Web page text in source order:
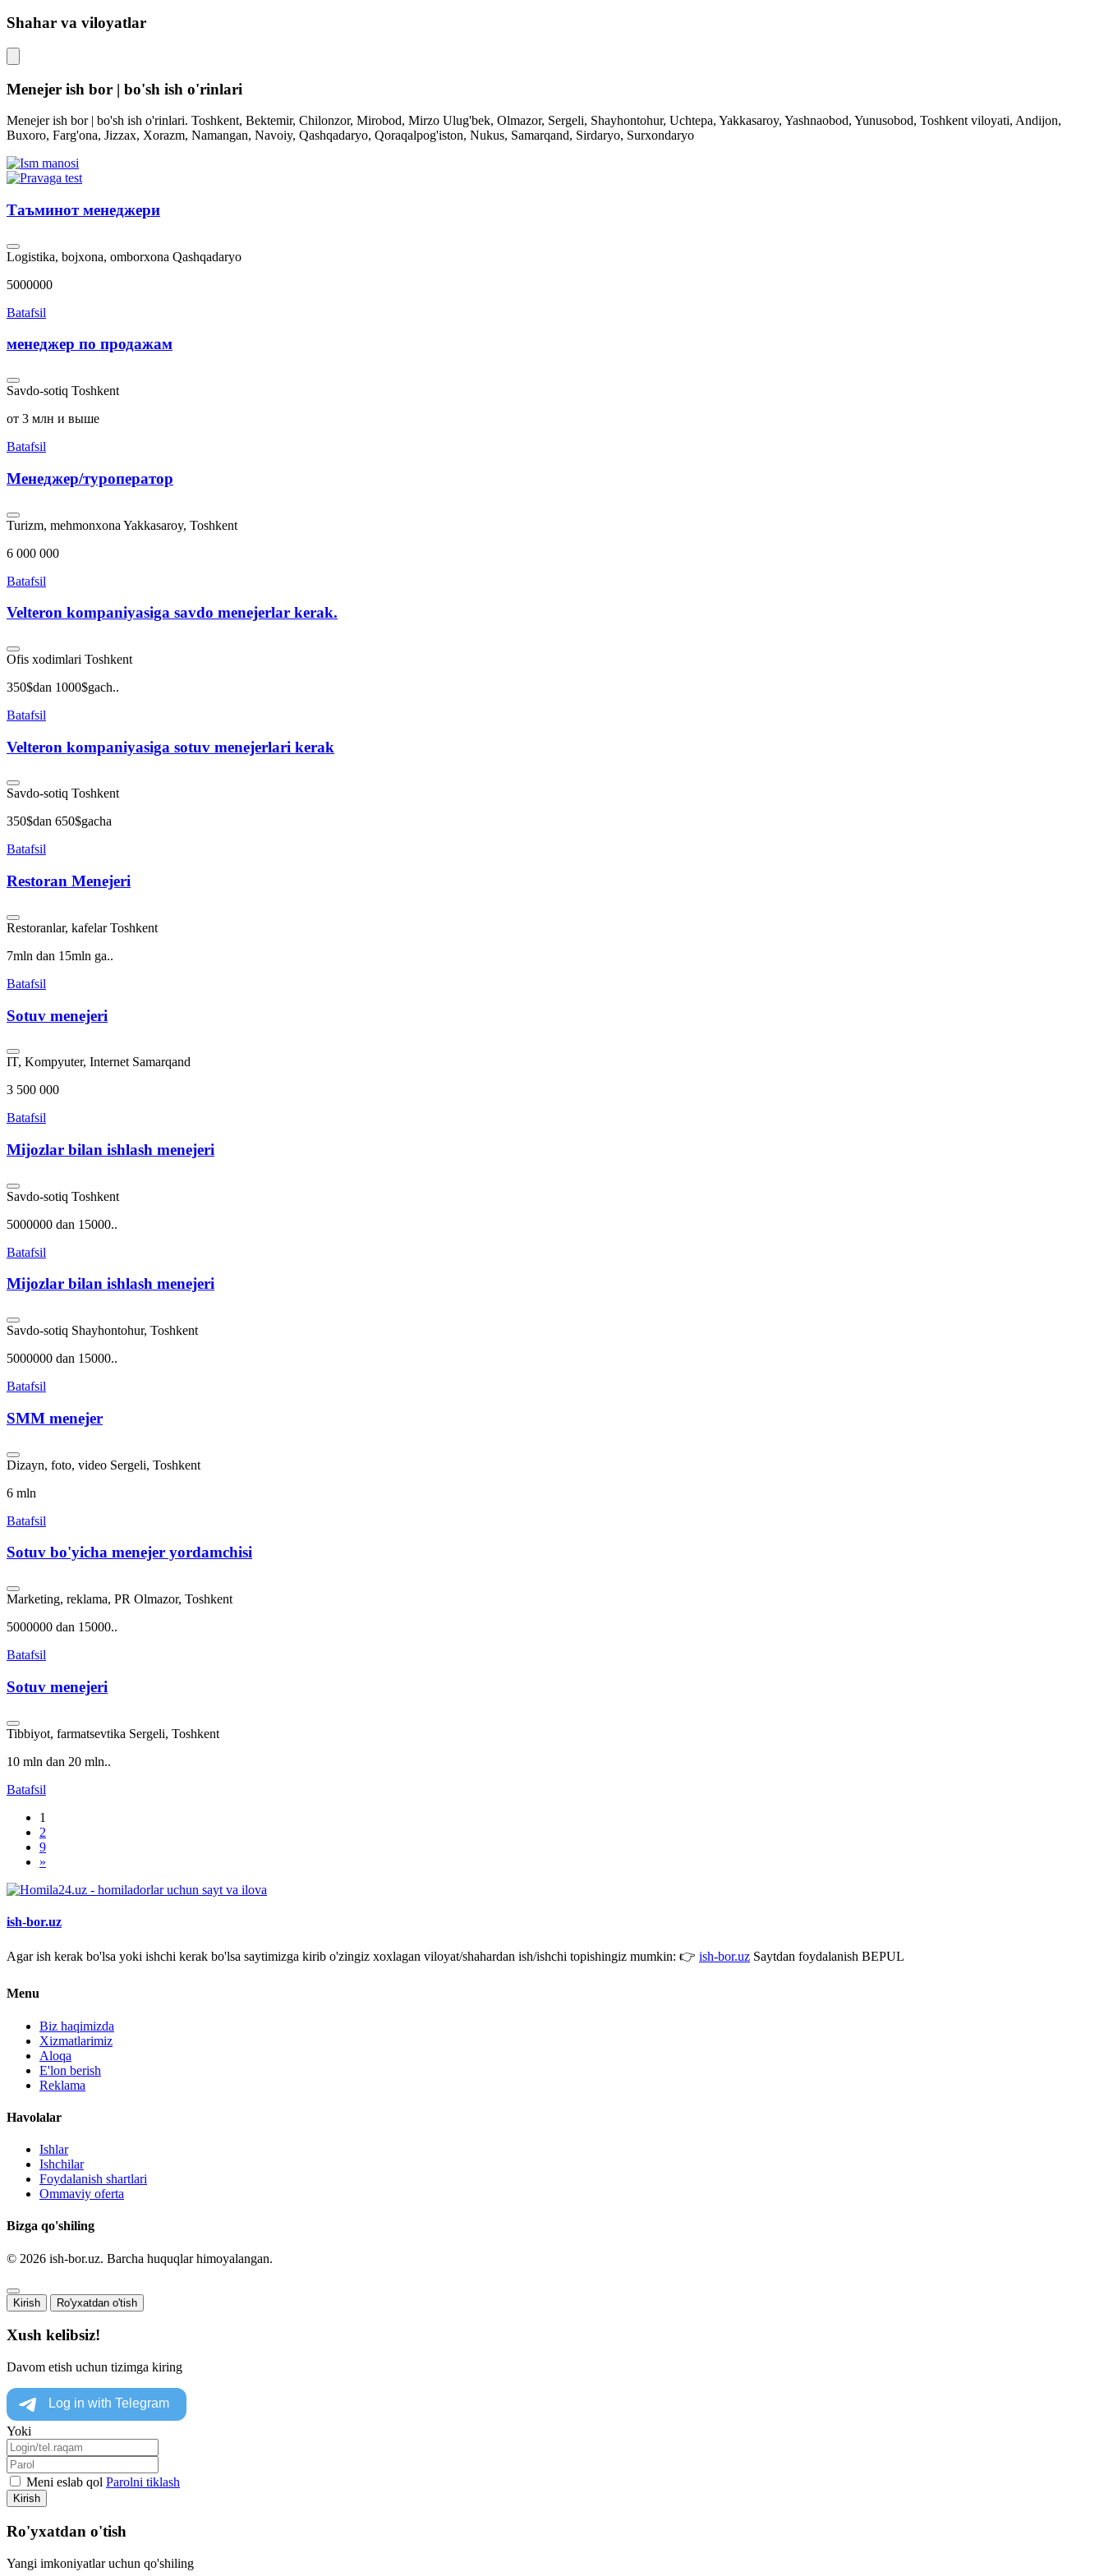
Shahar va viloyatlar
Menejer ish bor | bo'sh ish o'rinlari
Menejer ish bor | bo'sh ish o'rinlari. Toshkent, Bektemir, Chilonzor, Mirobod, Mirzo Ulug'bek, Olmazor, Sergeli, Shayhontohur, Uchtepa, Yakkasaroy, Yashnaobod, Yunusobod, Toshkent viloyati, Andijon,
Buxoro, Farg'ona, Jizzax, Xorazm, Namangan, Navoiy, Qashqadaryo, Qoraqalpog'iston, Nukus, Samarqand, Sirdaryo, Surxondaryo
Таъминот менеджери
Logistika, bojxona, omborxona Qashqadaryo
5000000
Batafsil
менеджер по продажам
Savdo-sotiq Toshkent
от 3 млн и выше
Batafsil
Менеджер/туроператор
Turizm, mehmonxona Yakkasaroy, Toshkent
6 000 000
Batafsil
Velteron kompaniyasiga savdo menejerlar kerak.
Ofis xodimlari Toshkent
350$dan 1000$gach..
Batafsil
Velteron kompaniyasiga sotuv menejerlari kerak
Savdo-sotiq Toshkent
350$dan 650$gacha
Batafsil
Restoran Menejeri
Restoranlar, kafelar Toshkent
7mln dan 15mln ga..
Batafsil
Sotuv menejeri
IT, Kompyuter, Internet Samarqand
3 500 000
Batafsil
Mijozlar bilan ishlash menejeri
Savdo-sotiq Toshkent
5000000 dan 15000..
Batafsil
Mijozlar bilan ishlash menejeri
Savdo-sotiq Shayhontohur, Toshkent
5000000 dan 15000..
Batafsil
SMM menejer
Dizayn, foto, video Sergeli, Toshkent
6 mln
Batafsil
Sotuv bo'yicha menejer yordamchisi
Marketing, reklama, PR Olmazor, Toshkent
5000000 dan 15000..
Batafsil
Sotuv menejeri
Tibbiyot, farmatsevtika Sergeli, Toshkent
10 mln dan 20 mln..
Batafsil
1
2
9
»
ish-bor.uz
Agar ish kerak bo'lsa yoki ishchi kerak bo'lsa saytimizga kirib o'zingiz xoxlagan viloyat/shahardan ish/ishchi topishingiz mumkin: 👉 ish-bor.uz Saytdan foydalanish BEPUL
Menu
Biz haqimizda
Xizmatlarimiz
Aloqa
E'lon berish
Reklama
Havolalar
Ishlar
Ishchilar
Foydalanish shartlari
Ommaviy oferta
Bizga qo'shiling
© 2026 ish-bor.uz. Barcha huquqlar himoyalangan.
Kirish Ro'yxatdan o'tish
Xush kelibsiz!
Davom etish uchun tizimga kiring
Yoki
Meni eslab qol Parolni tiklash
Kirish
Ro'yxatdan o'tish
Yangi imkoniyatlar uchun qo'shiling